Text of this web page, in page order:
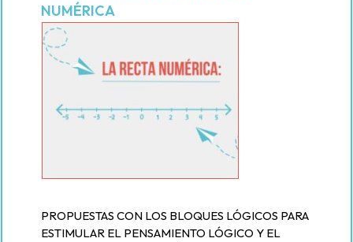
NUMÉRICA
PROPUESTAS CON LOS BLOQUES LÓGICOS PARA
ESTIMULAR EL PENSAMIENTO LÓGICO Y EL